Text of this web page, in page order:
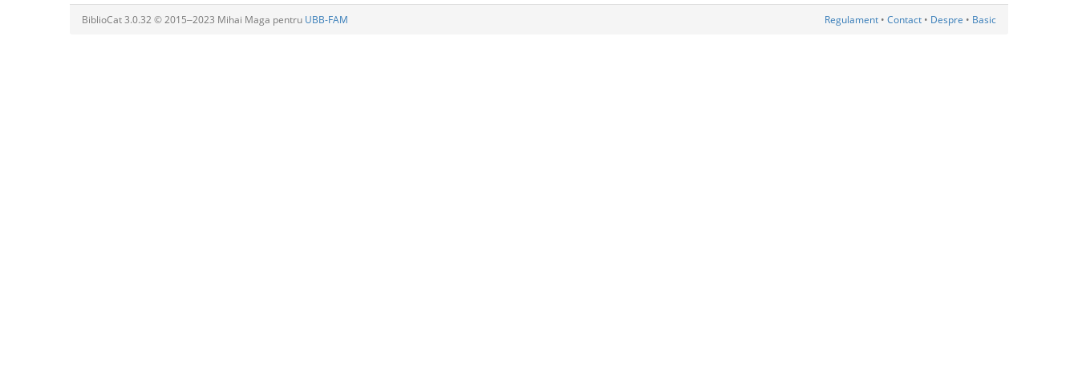
BiblioCat 3.0.32 © 2015‒2023 Mihai Maga pentru UBB-FAM Regulament • Contact • Despre • Basic